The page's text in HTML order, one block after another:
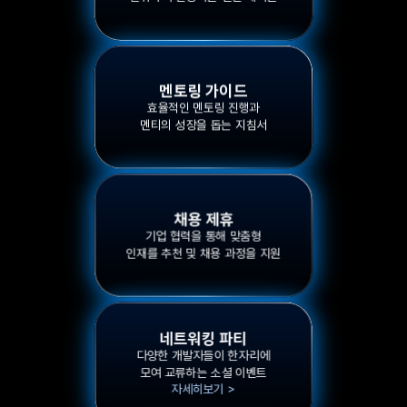
멘토링 가이드
효율적인 멘토링 진행과
멘티의 성장을 돕는 지침서
채용 제휴
기업 협력을 통해 맞춤형
인재를 추천 및 채용 과정을 지원
네트워킹 파티
다양한 개발자들이 한자리에
모여 교류하는 소셜 이벤트
자세히보기 >